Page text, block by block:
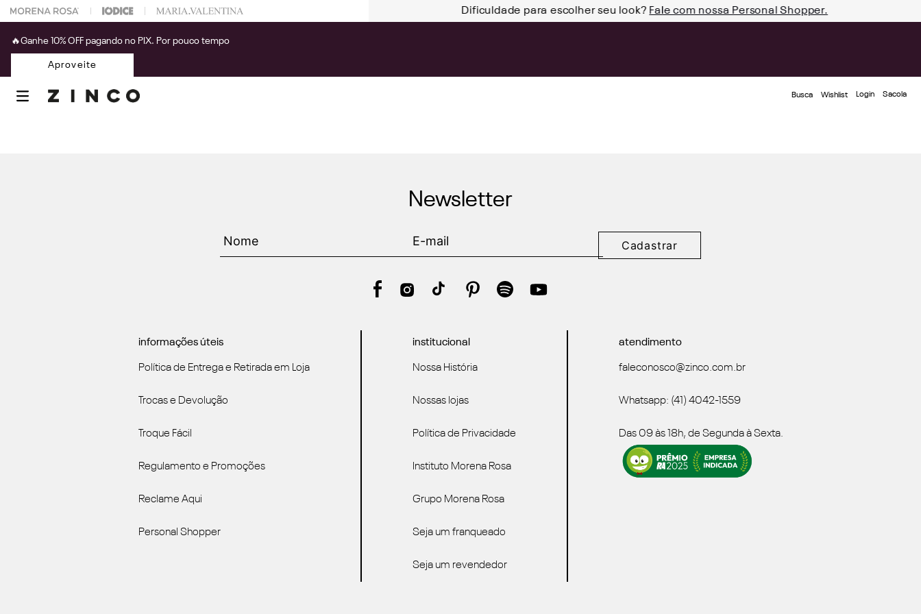
na sua 1° compra usando o cupom: PRIMEIRAZIN Dificuldade para escolher seu look? Fale com nossa Personal Shopper.
🔥Ganhe 10% OFF pagando no PIX. Por pouco tempo
Aproveite
Busca Wishlist Login
Newsletter
Cadastrar
informações úteis
Política de Entrega e Retirada em Loja
Trocas e Devolução
Troque Fácil
Regulamento e Promoções
Reclame Aqui
Personal Shopper
institucional
Nossa História
Nossas lojas
Política de Privacidade
Instituto Morena Rosa
Grupo Morena Rosa
Seja um franqueado
Seja um revendedor
atendimento
faleconosco@zinco.com.br
Whatsapp: (41) 4042-1559
Das 09 às 18h, de Segunda à Sexta.